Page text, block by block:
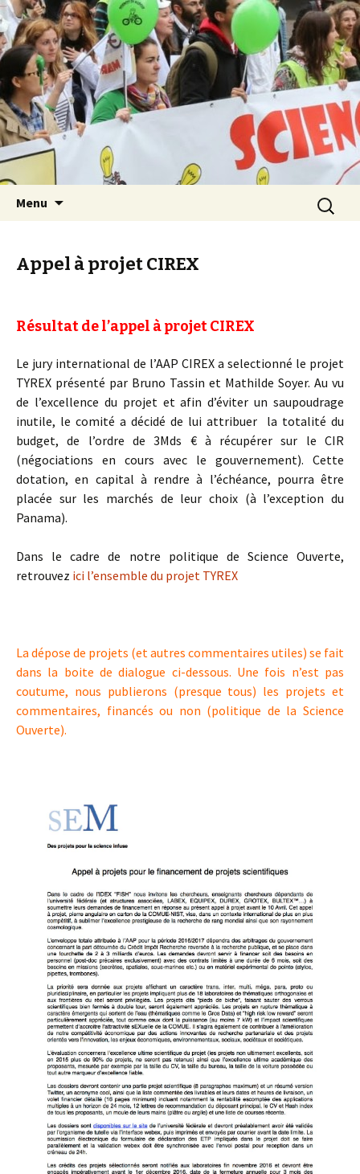
Les Sciences sont notre avenir
Menu
Appel à projet CIREX
Résultat de l’appel à projet CIREX
Le jury international de l’AAP CIREX a selectionné le projet
TYREX présenté par Bruno Tassin et Mathilde Soyer. Au vu
de l’excellence du projet et afin d’éviter un saupoudrage
inutile, le comité a décidé de lui attribuer la totalité du
budget, de l’ordre de 3Mds € à récupérer sur le CIR
(négociations en cours avec le gouvernement). Cette
dotation, en capital à rendre à l’échéance, pourra être
placée sur les marchés de leur choix (à l’exception du
Panama).
Dans le cadre de notre politique de Science Ouverte,
retrouvez ici l’ensemble du projet TYREX
La dépose de projets (et autres commentaires utiles) se fait
dans la boite de dialogue ci-dessous. Une fois n’est pas
coutume, nous publierons (presque tous) les projets et
commentaires, financés ou non (politique de la Science
Ouverte).